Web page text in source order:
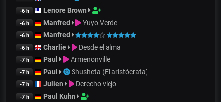
-6 h Lenore Brown
-6 h Manfred Yuyo Verde
-6 h Manfred
-6 h Charlie Desde el alma
-7 h Paul Armenonville
-7 h Paul Shusheta (El aristócrata)
-7 h Julien Derecho viejo
-7 h Paul Kuhn